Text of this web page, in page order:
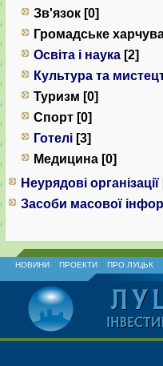
Зв'язок [0]
Громадське
Освіта і наука [2]
Культура та
Туризм [0]
Спорт [0]
Готелі [3]
Медицина [0]
Неурядові організації
Засоби масової
НОВИНИ ПРОЕКТИ ПРО ЛУЦЬК